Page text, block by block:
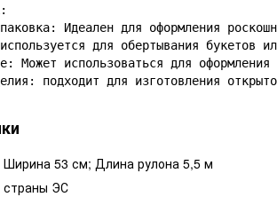
Идеален для оформления
для обертывания букетов
Может использоваться для
подходит для изготовления
Ширина 53 см; Длина рулона 5,5 м
страны ЭС